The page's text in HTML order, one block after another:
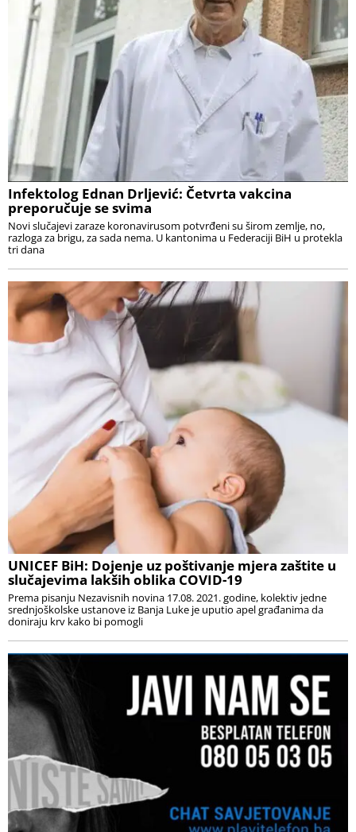
Infektolog Ednan Drljević: Četvrta vakcina
preporučuje se svima
Novi slučajevi zaraze koronavirusom potvrđeni su širom zemlje, no,
razloga za brigu, za sada nema. U kantonima u Federaciji BiH u protekla
tri dana
UNICEF BiH: Dojenje uz poštivanje mjera zaštite u
slučajevima lakših oblika COVID-19
Prema pisanju Nezavisnih novina 17.08. 2021. godine, kolektiv jedne
srednjoškolske ustanove iz Banja Luke je uputio apel građanima da
doniraju krv kako bi pomogli